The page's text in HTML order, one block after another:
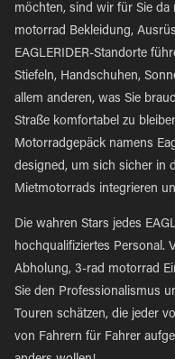
möchten, sind wir für Sie
motorrad Bekleidung,
EAGLERIDER-Standorte
Stiefeln, Handschuhen,
allem anderen, was Sie
Straße komfortabel zu
Motorradgepäck namens
designed, um sich sicher in
Mietmotorrads integrieren
Die wahren Stars jedes
hochqualifiziertes Personal.
Abholung, 3-rad motorrad
Sie den Professionalismus
Touren schätzen, die jeder
von Fahrern für Fahrer